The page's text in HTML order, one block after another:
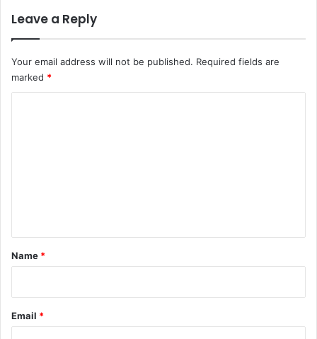
Leave a Reply
Your email address will not be published. Required fields are
marked *
*
Name *
Email *